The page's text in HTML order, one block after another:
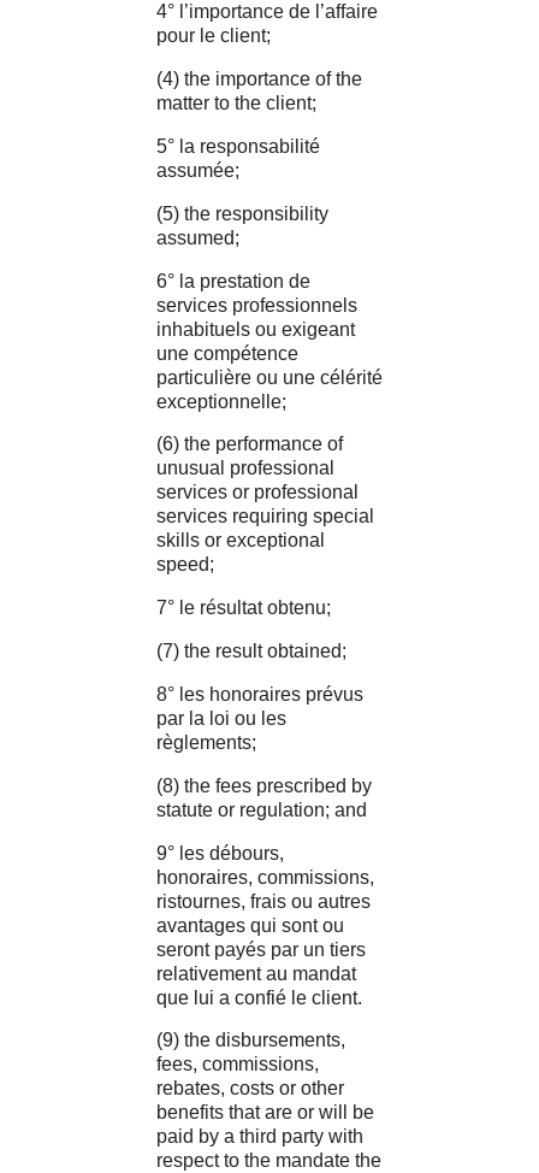
4° l’importance de l’affaire
pour le client;
(4) the importance of the
matter to the client;
5° la responsabilité
assumée;
(5) the responsibility
assumed;
6° la prestation de
services professionnels
inhabituels ou exigeant
une compétence
particulière ou une célérité
exceptionnelle;
(6) the performance of
unusual professional
services or professional
services requiring special
skills or exceptional
speed;
7° le résultat obtenu;
(7) the result obtained;
8° les honoraires prévus
par la loi ou les
règlements;
(8) the fees prescribed by
statute or regulation; and
9° les débours,
honoraires, commissions,
ristournes, frais ou autres
avantages qui sont ou
seront payés par un tiers
relativement au mandat
que lui a confié le client.
(9) the disbursements,
fees, commissions,
rebates, costs or other
benefits that are or will be
paid by a third party with
respect to the mandate the